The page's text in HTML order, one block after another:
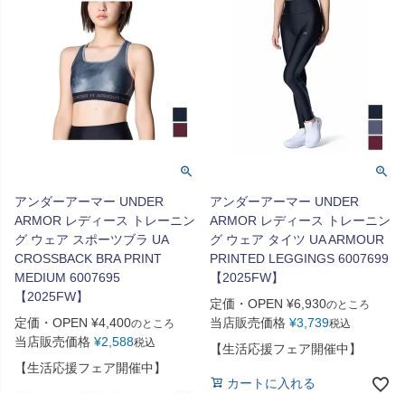
アンダーアーマー UNDER
ARMOR レディース トレーニン
グ ウェア スポーツブラ UA
CROSSBACK BRA PRINT
MEDIUM 6007695
【2025FW】
定価・OPEN ¥4,400のところ
当店販売価格 ¥2,588税込
【生活応援フェア開催中】
アンダーアーマー UNDER
ARMOR レディース トレーニン
グ ウェア タイツ UA ARMOUR
PRINTED LEGGINGS 6007699
【2025FW】
定価・OPEN ¥6,930のところ
当店販売価格 ¥3,739税込
【生活応援フェア開催中】
カートに入れる